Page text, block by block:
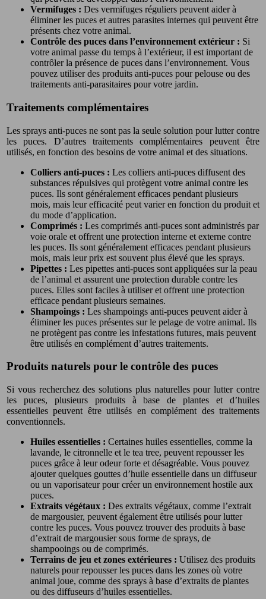
Vermifuges : Des vermifuges réguliers peuvent aider à
éliminer les puces et autres parasites internes qui peuvent être
présents chez votre animal.
Contrôle des puces dans l’environnement extérieur : Si
votre animal passe du temps à l’extérieur, il est important de
contrôler la présence de puces dans l’environnement. Vous
pouvez utiliser des produits anti-puces pour pelouse ou des
traitements anti-parasitaires pour votre jardin.
Traitements complémentaires
Les sprays anti-puces ne sont pas la seule solution pour lutter contre
les puces. D’autres traitements complémentaires peuvent être
utilisés, en fonction des besoins de votre animal et des situations.
Colliers anti-puces : Les colliers anti-puces diffusent des
substances répulsives qui protègent votre animal contre les
puces. Ils sont généralement efficaces pendant plusieurs
mois, mais leur efficacité peut varier en fonction du produit et
du mode d’application.
Comprimés : Les comprimés anti-puces sont administrés par
voie orale et offrent une protection interne et externe contre
les puces. Ils sont généralement efficaces pendant plusieurs
mois, mais leur prix est souvent plus élevé que les sprays.
Pipettes : Les pipettes anti-puces sont appliquées sur la peau
de l’animal et assurent une protection durable contre les
puces. Elles sont faciles à utiliser et offrent une protection
efficace pendant plusieurs semaines.
Shampoings : Les shampoings anti-puces peuvent aider à
éliminer les puces présentes sur le pelage de votre animal. Ils
ne protègent pas contre les infestations futures, mais peuvent
être utilisés en complément d’autres traitements.
Produits naturels pour le contrôle des puces
Si vous recherchez des solutions plus naturelles pour lutter contre
les puces, plusieurs produits à base de plantes et d’huiles
essentielles peuvent être utilisés en complément des traitements
conventionnels.
Huiles essentielles : Certaines huiles essentielles, comme la
lavande, le citronnelle et le tea tree, peuvent repousser les
puces grâce à leur odeur forte et désagréable. Vous pouvez
ajouter quelques gouttes d’huile essentielle dans un diffuseur
ou un vaporisateur pour créer un environnement hostile aux
puces.
Extraits végétaux : Des extraits végétaux, comme l’extrait
de margousier, peuvent également être utilisés pour lutter
contre les puces. Vous pouvez trouver des produits à base
d’extrait de margousier sous forme de sprays, de
shampooings ou de comprimés.
Terrains de jeu et zones extérieures : Utilisez des produits
naturels pour repousser les puces dans les zones où votre
animal joue, comme des sprays à base d’extraits de plantes
ou des diffuseurs d’huiles essentielles.